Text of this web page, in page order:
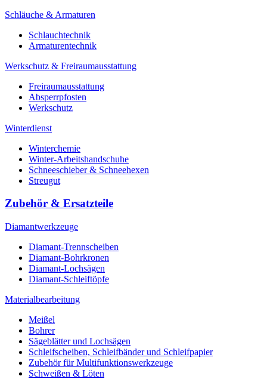
Schläuche & Armaturen
Schlauchtechnik
Armaturentechnik
Werkschutz & Freiraumausstattung
Freiraumausstattung
Absperrpfosten
Werkschutz
Winterdienst
Winterchemie
Winter-Arbeitshandschuhe
Schneeschieber & Schneehexen
Streugut
Zubehör & Ersatzteile
Diamantwerkzeuge
Diamant-Trennscheiben
Diamant-Bohrkronen
Diamant-Lochsägen
Diamant-Schleiftöpfe
Materialbearbeitung
Meißel
Bohrer
Sägeblätter und Lochsägen
Schleifscheiben, Schleifbänder und Schleifpapier
Zubehör für Multifunktionswerkzeuge
Schweißen & Löten